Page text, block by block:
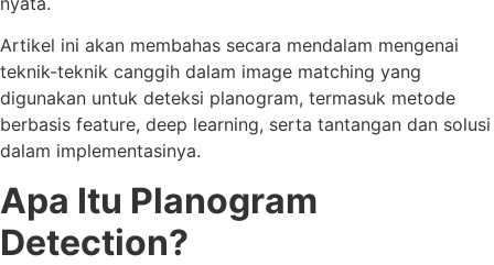
Artikel ini akan membahas secara mendalam mengenai
teknik-teknik canggih dalam image matching yang
digunakan untuk deteksi planogram, termasuk metode
berbasis feature, deep learning, serta tantangan dan solusi
dalam implementasinya.
Apa Itu Planogram
Detection?